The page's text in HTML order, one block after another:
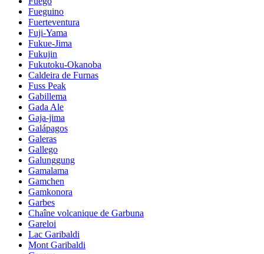
Fueguino
Fuerteventura
Fuji-Yama
Fukue-Jima
Fukujin
Fukutoku-Okanoba
Caldeira de Furnas
Fuss Peak
Gabillema
Gada Ale
Gaja-jima
Galápagos
Galeras
Gallego
Galunggung
Gamalama
Gamchen
Gamkonora
Garbes
Chaîne volcanique de Garbuna
Gareloi
Lac Garibaldi
Mont Garibaldi